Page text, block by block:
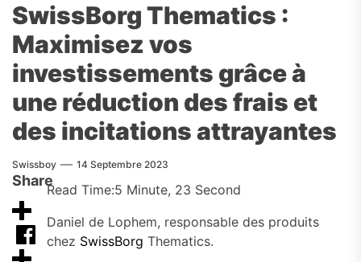
SwissBorg Thematics :
Maximisez vos
investissements grâce à
une réduction des frais et
des incitations attrayantes
Swissboy 14 Septembre 2023
Share
Read Time:5 Minute, 23 Second
Daniel de Lophem, responsable des produits
chez SwissBorg Thematics.